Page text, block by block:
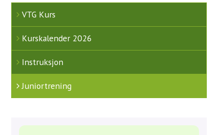
Komitéer / grupper 2025
VTG Kurs
Kurskalender 2026
Instruksjon
Juniortrening